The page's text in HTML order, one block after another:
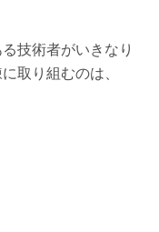
技術者がいきなり
取り組むのは、